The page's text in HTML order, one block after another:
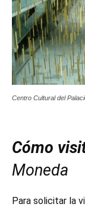
Centro Cultural del
Cómo
Moneda
Para solicitar la